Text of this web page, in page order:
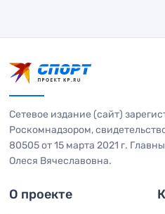
Сетевое издание (сайт)
Роскомнадзором,
80505 от 15 марта 2021 г.
Олеся Вячеславовна.
О проекте